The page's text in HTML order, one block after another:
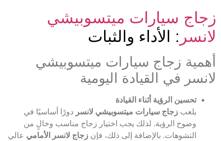
زجاج سيارات ميتسوبيشي
لانسر : الأداء والثبات
أهمية زجاج سيارات ميتسوبيشي
لانسر في القيادة اليومية
تحسين الرؤية أثناء القيادة
يلعب زجاج سيارات ميتسوبيشي لانسر دورًا أساسيًا في
وضوح الرؤية. لذلك يجب اختيار زجاج مناسب وخالٍ من
التشوهات. بالإضافة إلى ذلك، فإن زجاج لانسر الأمامي عالي